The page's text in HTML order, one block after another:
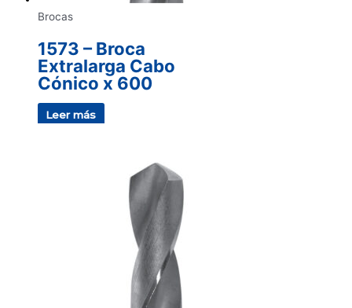
Brocas
1573 – Broca
Extralarga Cabo
Cónico x 600
Leer más